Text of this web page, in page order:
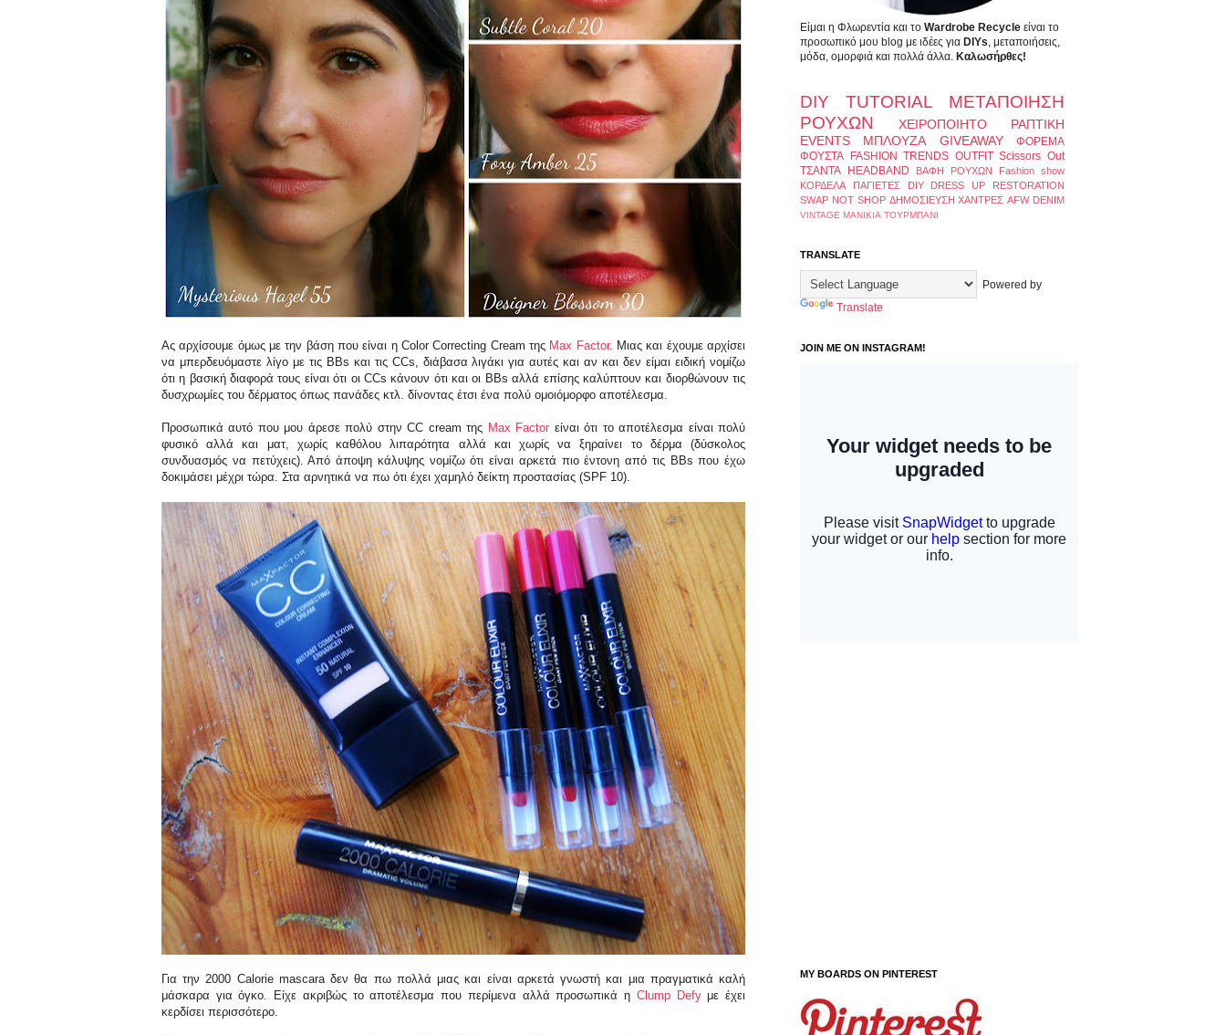
Ας αρχίσουμε όμως με την βάση που είναι η Color Correcting Cream της Max Factor. Μιας και έχουμε αρχίσει
να μπερδευόμαστε λίγο με τις BBs και τις CCs, διάβασα λιγάκι για αυτές και αν και δεν είμαι ειδική νομίζω
ότι η βασική διαφορά τους είναι ότι οι CCs κάνουν ότι και οι BBs αλλά επίσης καλύπτουν και διορθώνουν τις
δυσχρωμίες του δέρματος όπως πανάδες κτλ. δίνοντας έτσι ένα πολύ ομοιόμορφο αποτέλεσμα.
Προσωπικά αυτό που μου άρεσε πολύ στην CC cream της Max Factor είναι ότι το αποτέλεσμα είναι πολύ
φυσικό αλλά και ματ, χωρίς καθόλου λιπαρότητα αλλά και χωρίς να ξηραίνει το δέρμα (δύσκολος
συνδυασμός να πετύχεις). Από άποψη κάλυψης νομίζω ότι είναι αρκετά πιο έντονη από τις BBs που έχω
δοκιμάσει μέχρι τώρα. Στα αρνητικά να πω ότι έχει χαμηλό δείκτη προστασίας (SPF 10).
Για την 2000 Calorie mascara δεν θα πω πολλά μιας και είναι αρκετά γνωστή και μια πραγματικά καλή
μάσκαρα για όγκο. Είχε ακριβώς το αποτέλεσμα που περίμενα αλλά προσωπικά η Clump Defyμε έχει
κερδίσει περισσότερο.
Είμαι η Φλωρεντία και το Wardrobe Recycle είναι το
προσωπικό μου blog με ιδέες για DIYs, μεταποιήσεις,
μόδα, ομορφιά και πολλά άλλα. Καλωσήρθες!
DIY TUTORIAL
ΜΕΤΑΠΟΙΗΣΗ
ΡΟΥΧΩΝ
ΧΕΙΡΟΠΟΙΗΤΟ
ΡΑΠΤΙΚΗ
EVENTS
ΜΠΛΟΥΖΑ GIVEAWAY
ΦΟΡΕΜΑ
ΦΟΥΣΤΑ
FASHION TRENDS OUTFIT Scissors Out
ΤΣΑΝΤΑ
HEADBAND ΒΑΦΗ ΡΟΥΧΩΝ
Fashion show
ΚΟΡΔΕΛΑ
ΠΑΓΙΕΤΕΣ DIY DRESS UP
RESTORATION
SWAP NOT SHOP ΔΗΜΟΣΙΕΥΣΗ ΧΑΝΤΡΕΣ AFW DENIM
VINTAGE ΜΑΝΙΚΙΑ ΤΟΥΡΜΠΑΝΙ
TRANSLATE
Powered by
Translate
JOIN ME ON INSTAGRAM!
MY BOARDS ON PINTEREST